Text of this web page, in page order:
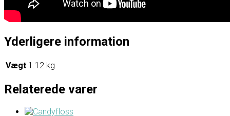
Yderligere information
Vægt 1.12 kg
Relaterede varer